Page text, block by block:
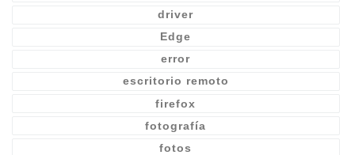
driver
Edge
error
escritorio remoto
firefox
fotografía
fotos